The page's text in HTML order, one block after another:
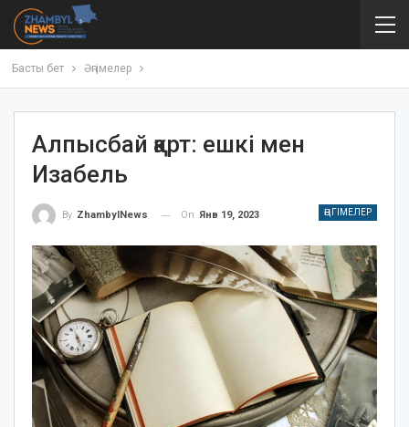
Басты бет Әңгімелер
Алпысбай қарт: ешкі мен
Изабель
ӘҢГІМЕЛЕР
By ZhambylNews On Янв 19, 2023